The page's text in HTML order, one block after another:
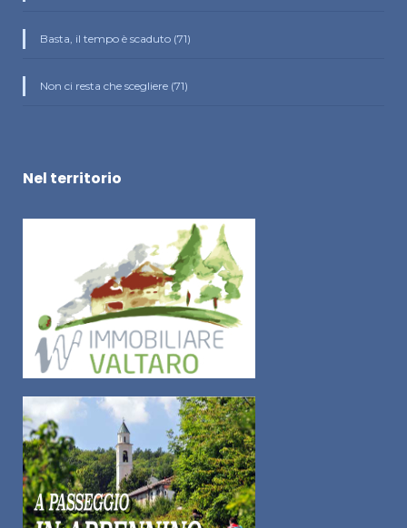
Basta, il tempo è scaduto (71)
Non ci resta che scegliere (71)
Nel territorio